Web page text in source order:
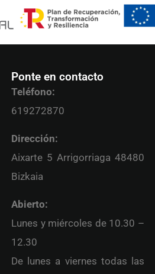
Ponte en contacto
Teléfono:
619272870
Dirección:
Aixarte 5 Arrigorriaga 48480
Bizkaia
Abierto:
Lunes y miércoles de 10.30 –
12.30
De lunes a viernes todas las